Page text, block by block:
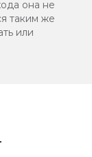
она не
таким же
или